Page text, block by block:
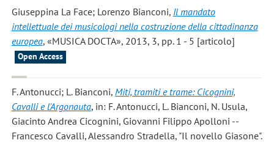
Giuseppina La Face; Lorenzo Bianconi, Il mandato
intellettuale dei musicologi nella costruzione della cittadinanza
europea, «MUSICA DOCTA», 2013, 3, pp. 1 - 5 [articolo]
Open Access
F. Antonucci; L. Bianconi, Miti, tramiti e trame: Cicognini,
Cavalli e l'Argonauta, in: F. Antonucci, L. Bianconi, N. Usula,
Giacinto Andrea Cicognini, Giovanni Filippo Apolloni --
Francesco Cavalli, Alessandro Stradella, "Il novello Giasone".